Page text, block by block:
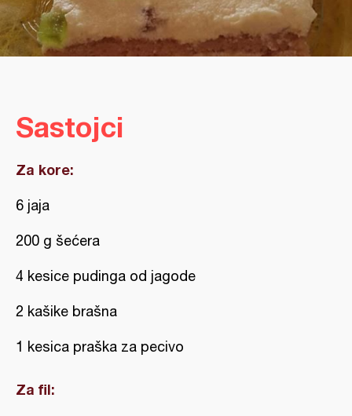
Sastojci
Za kore:
6 jaja
200 g šećera
4 kesice pudinga od jagode
2 kašike brašna
1 kesica praška za pecivo
Za fil: